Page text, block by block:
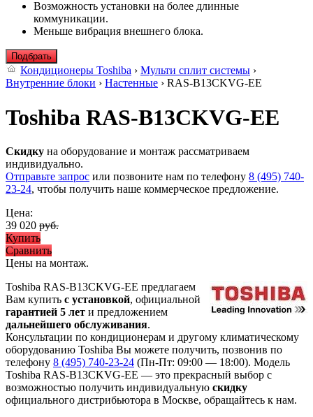
Возможность установки на более длинные
коммуникации.
Меньше вибрация внешнего блока.
Подбрать
Кондиционеры Toshiba › Мульти сплит системы ›
Внутренние блоки › Настенные › RAS-B13CKVG-EE
Toshiba RAS-B13CKVG-EE
Скидку на оборудование и монтаж рассматриваем
индивидуально.
Отправьте запрос или позвоните нам по телефону 8 (495) 740-
23-24, чтобы получить наше коммерческое предложение.
Цена:
39 020 руб.
Купить
Сравнить
Цены на монтаж.
Toshiba RAS-B13CKVG-EE предлагаем
Вам купить с установкой, официальной
гарантией 5 лет и предложением
дальнейшего обслуживания.
Консультации по кондиционерам и другому климатическому
оборудованию Toshiba Вы можете получить, позвонив по
телефону 8 (495) 740-23-24 (Пн-Пт: 09:00 — 18:00). Модель
Toshiba RAS-B13CKVG-EE — это прекрасный выбор с
возможностью получить индивидуальную скидку
официального дистрибьютора в Москве, обращайтесь к нам.